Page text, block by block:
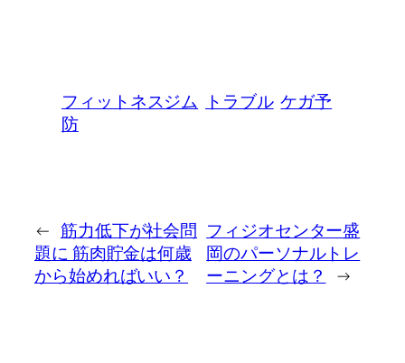
フィットネスジム トラブル ケガ予
防
← 筋力低下が社会問
題に 筋肉貯金は何歳
から始めればいい？
フィジオセンター盛
岡のパーソナルトレ
ーニングとは？
→